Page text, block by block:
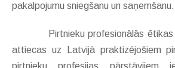
pakalpojumu sniegšanu un saņemšanu.
Pirtnieku profesionālās ētikas
attiecas uz Latvijā praktizējošiem
pirtnieku profesijas pārstāvjiem